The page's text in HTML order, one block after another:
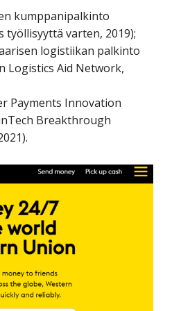
kumppanipalkinto
työllisyyttä varten, 2019);
logistiikan palkinto
Logistics Aid Network,
Payments Innovation
Breakthrough